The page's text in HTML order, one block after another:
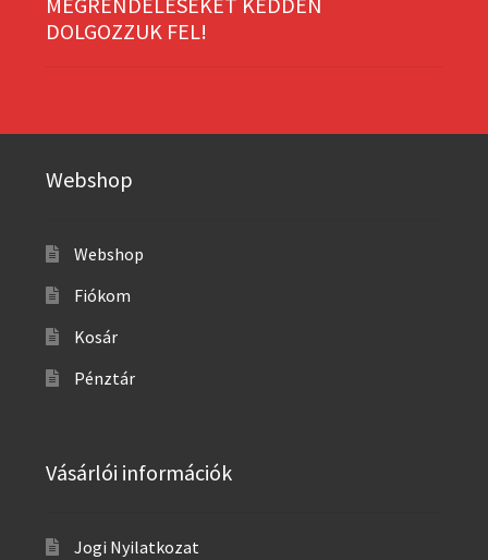
DOLGOZZUK FEL!
Webshop
Webshop
Fiókom
Kosár
Pénztár
Vásárlói információk
Jogi Nyilatkozat